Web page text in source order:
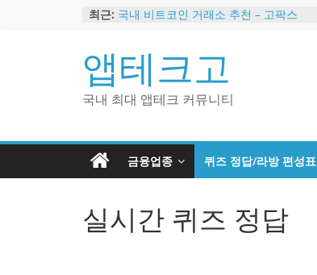
최근: 국내 비트코인 거래소 추천 – 고팍스
2024 강력히 추천하는 은행 멤버십 현
금 앱테크
해외 코인 거래소 추천 순위 BEST 2
현금 지급하는 국내 코인 거래소 추천
앱테크고
국내 최대 앱테크 커뮤니티
금융업종 퀴즈 정답/라방 편성표
실시간 퀴즈 정답